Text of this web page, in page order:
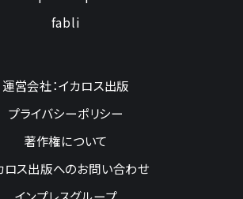
fabli
運営会社：イカロス出版
プライバシーポリシー
著作権について
ロス出版へのお問い合わせ
インプレスグループ